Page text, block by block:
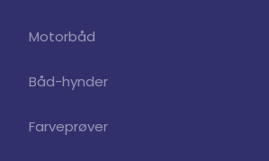
Motorbåd
Båd-hynder
Farveprøver